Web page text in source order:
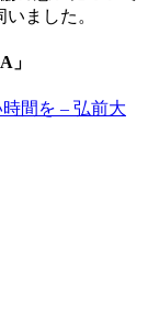
ました。
」
間を – 弘前大